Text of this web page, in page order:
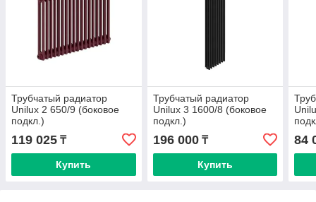
Трубчатый радиатор
Unilux 2 650/9 (боковое
подкл.)
119 025 ₸
Купить
Трубчатый радиатор
Unilux 3 1600/8 (боковое
подкл.)
196 000₸
Купить
84